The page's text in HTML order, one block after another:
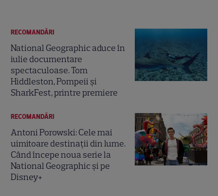
RECOMANDĂRI
National Geographic aduce în
iulie documentare
spectaculoase. Tom
Hiddleston, Pompeii și
SharkFest, printre premiere
RECOMANDĂRI
Antoni Porowski: Cele mai
uimitoare destinații din lume.
Când începe noua serie la
National Geographic și pe
Disney+